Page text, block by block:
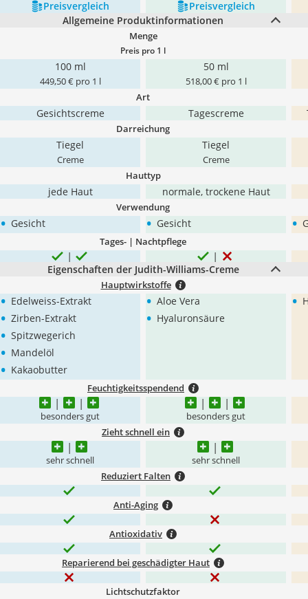
Preis­vergleich
Preis­vergleich
Allgemeine Produktinformationen
Menge
Preis pro 1 l
100 ml
449,50 € pro 1 l
50 ml
518,00 € pro 1 l
Art
Gesichtscreme Tagescreme
Darreichung
Tiegel
Creme
Tiegel
Creme
Hauttyp
jede Haut normale, trockene Haut
Verwendung
• Gesicht • Gesicht •
Tages- | Nachtpflege
Eigenschaften der Judith-Williams-Creme
Hauptwirkstoffe
• Edelweiss-Extrakt
• Zirben-Extrakt
• Spitzwegerich
• Mandelöl
• Kakaobutter
• Aloe Vera
• Hyaluronsäure
•
Feuchtigkeitsspendend
besonders gut besonders gut
Zieht schnell ein
sehr schnell sehr schnell
Reduziert Falten
Anti-Aging
Antioxidativ
Reparierend bei geschädigter Haut
Lichtschutzfaktor